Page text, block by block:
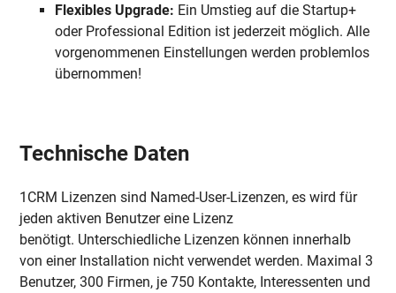
Flexibles Upgrade: Ein Umstieg auf die Startup+
oder Professional Edition ist jederzeit möglich. Alle
vorgenommenen Einstellungen werden problemlos
übernommen!
Technische Daten
1CRM Lizenzen sind Named-User-Lizenzen, es wird für
jeden aktiven Benutzer eine Lizenz
benötigt. Unterschiedliche Lizenzen können innerhalb
von einer Installation nicht verwendet werden. Maximal 3
Benutzer, 300 Firmen, je 750 Kontakte, Interessenten und